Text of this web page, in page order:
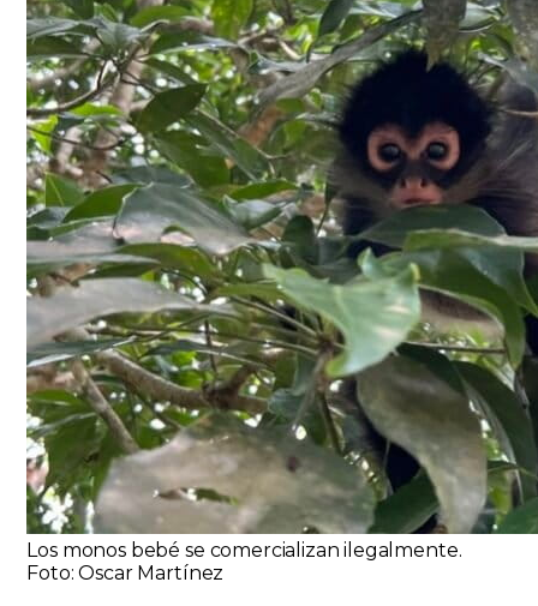
Los monos bebé se comercializan ilegalmente.
Foto: Oscar Martínez